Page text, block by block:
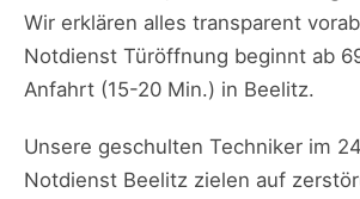
Wir erklären alles transparent
Notdienst Türöffnung beginnt ab
Anfahrt (15-20 Min.) in Beelitz.
Unsere geschulten Techniker im
Notdienst Beelitz zielen auf